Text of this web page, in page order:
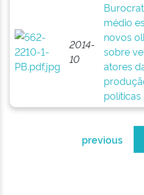
2014-
10
médio
novos
sobre
atores
previous